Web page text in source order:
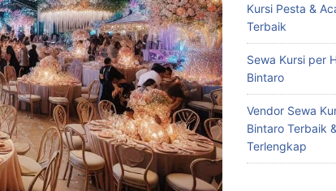
Kursi Pesta &
Terbaik
Sewa Kursi per
Bintaro
Vendor Sewa
Bintaro Terbaik &
Terlengkap